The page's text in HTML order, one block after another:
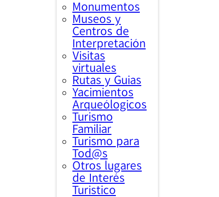
Monumentos
Museos y
Centros de
Interpretación
Visitas
virtuales
Rutas y Guias
Yacimientos
Arqueólogicos
Turismo
Familiar
Turismo para
Tod@s
Otros lugares
de Interés
Turistico